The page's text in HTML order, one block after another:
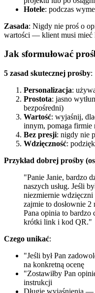
Hotele: podczas
Zasada: Nigdy nie proś o
wartości — klient musi mieć
Jak sformułować
5 zasad skutecznej prośby:
Personalizacja:
Prostota: jasno
bezpośredni)
Wartość: wyjaśnij,
innym, pomaga firmie
Bez presji: nigdy nie
Wdzięczność:
Przykład dobrej prośby
"Panie Janie, bardzo
naszych usług. Jeśli
niezmiernie
zajmie to dosłownie
Pana opinia to
krótki link i kod QR."
Czego unikać:
"Jeśli był Pan
na konkretną ocenę
"Zostawiłby Pan
instrukcji